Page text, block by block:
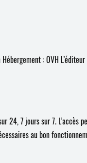
: OVH
24, 7 jours sur 7.
au bon